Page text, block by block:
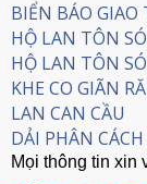
BIỂN BÁO
HỘ LAN TÔN
HỘ LAN TÔN
KHE CO GIÃN
LAN CAN CẦU
DẢI PHÂN
Mọi thông tin xin